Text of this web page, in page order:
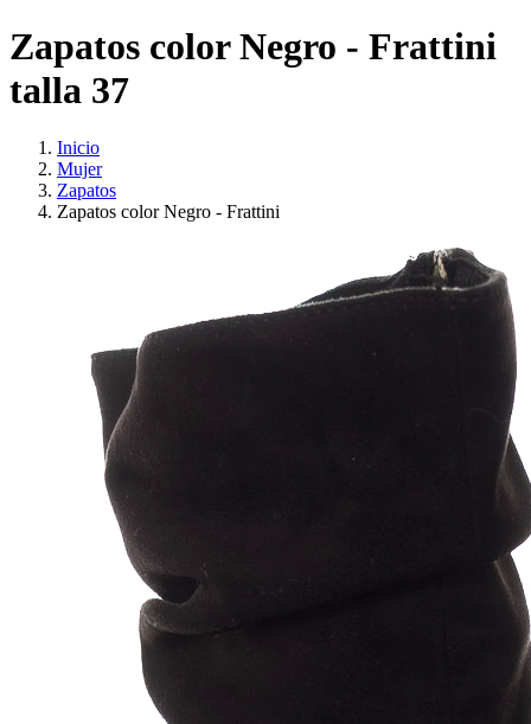
Zapatos color Negro - Frattini
talla 37
Inicio
Mujer
Zapatos
Zapatos color Negro - Frattini